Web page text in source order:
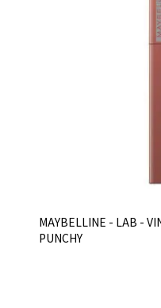
MAYBELLINE - LAB -
PUNCHY